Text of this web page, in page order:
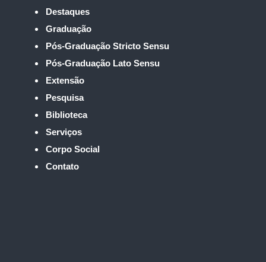
Destaques
Graduação
Pós-Graduação Stricto Sensu
Pós-Graduação Lato Sensu
Extensão
Pesquisa
Biblioteca
Serviços
Corpo Social
Contato